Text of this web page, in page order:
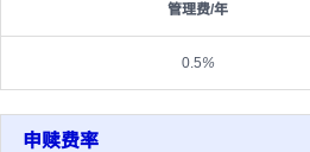
管理费/年
0.5%
申赎费率